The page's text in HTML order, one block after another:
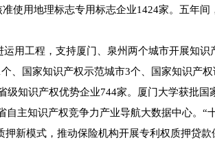
使用地理标志专用标志企业1424家。五年
工程，支持厦门、泉州两个城市开展知识
、国家知识产权示范城市3个、国家知识产
知识产权优势企业744家。厦门大学获批
主知识产权竞争力产业导航大数据中心。
新模式，推动保险机构开展专利权质押贷